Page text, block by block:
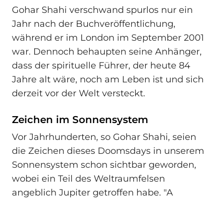
Gohar Shahi verschwand spurlos nur ein
Jahr nach der Buchveröffentlichung,
während er im London im September 2001
war. Dennoch behaupten seine Anhänger,
dass der spirituelle Führer, der heute 84
Jahre alt wäre, noch am Leben ist und sich
derzeit vor der Welt versteckt.
Zeichen im Sonnensystem
Vor Jahrhunderten, so Gohar Shahi, seien
die Zeichen dieses Doomsdays in unserem
Sonnensystem schon sichtbar geworden,
wobei ein Teil des Weltraumfelsen
angeblich Jupiter getroffen habe. "A